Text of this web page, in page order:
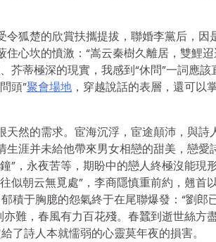
狐楚的欣賞扶攜提拔，聯婚李黨后，因
心坎的憤激：“嵩云秦樹久離居，雙鯉迢
芥蒂極深的現實，我感到“休問”一詞應該
頭”聚會場地 ，穿越說話的表層，還可以
然的需求。宦海沉浮，宦途顛沛，與詩
涯并未給他帶來男女相戀的甜美，戀愛
”，永夜苦等，期盼中的戀人終極沒能現
似朝云無覓處”，李商隱慎重前約，翹首
積于胸臆的怨氣終于在尾聯爆發：“劉郎
難，春風有力百花殘。春蠶到逝世絲方
了詩人本就懦弱的心靈莫年夜的損害。